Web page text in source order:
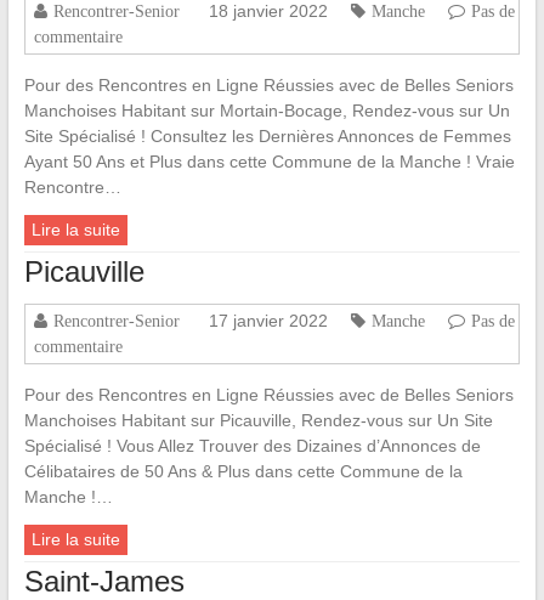
Rencontrer-Senior 18 janvier 2022 Manche
Pas de
commentaire
Pour des Rencontres en Ligne Réussies avec de Belles Seniors
Manchoises Habitant sur Mortain-Bocage, Rendez-vous sur Un
Site Spécialisé ! Consultez les Dernières Annonces de Femmes
Ayant 50 Ans et Plus dans cette Commune de la Manche ! Vraie
Rencontre…
Lire la suite
Picauville
Rencontrer-Senior 17 janvier 2022 Manche
Pas de
commentaire
Pour des Rencontres en Ligne Réussies avec de Belles Seniors
Manchoises Habitant sur Picauville, Rendez-vous sur Un Site
Spécialisé ! Vous Allez Trouver des Dizaines d’Annonces de
Célibataires de 50 Ans & Plus dans cette Commune de la
Manche !…
Lire la suite
Saint-James